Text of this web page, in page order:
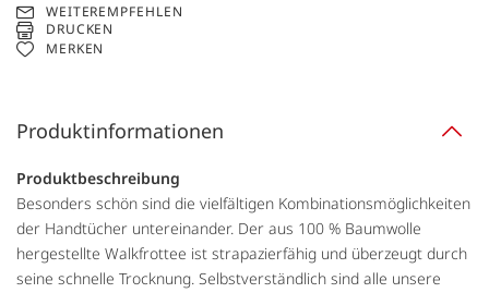
WEITEREMPFEHLEN
DRUCKEN
MERKEN
Produktinformationen
Produktbeschreibung
Besonders schön sind die vielfältigen Kombinationsmöglichkeiten
der Handtücher untereinander. Der aus 100 % Baumwolle
hergestellte Walkfrottee ist strapazierfähig und überzeugt durch
seine schnelle Trocknung. Selbstverständlich sind alle unsere